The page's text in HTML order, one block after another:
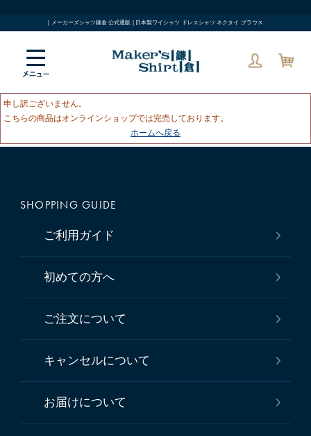
| メーカーズシャツ鎌倉 公式通販 | 日本製ワイシャツ ドレスシャツ ネクタイ ブラウス
申し訳ございません。
こちらの商品はオンラインショップでは完売しております。
ホームへ戻る
SHOPPING GUIDE
ご利用ガイド
初めての方へ
ご注文について
キャンセルについて
お届けについて